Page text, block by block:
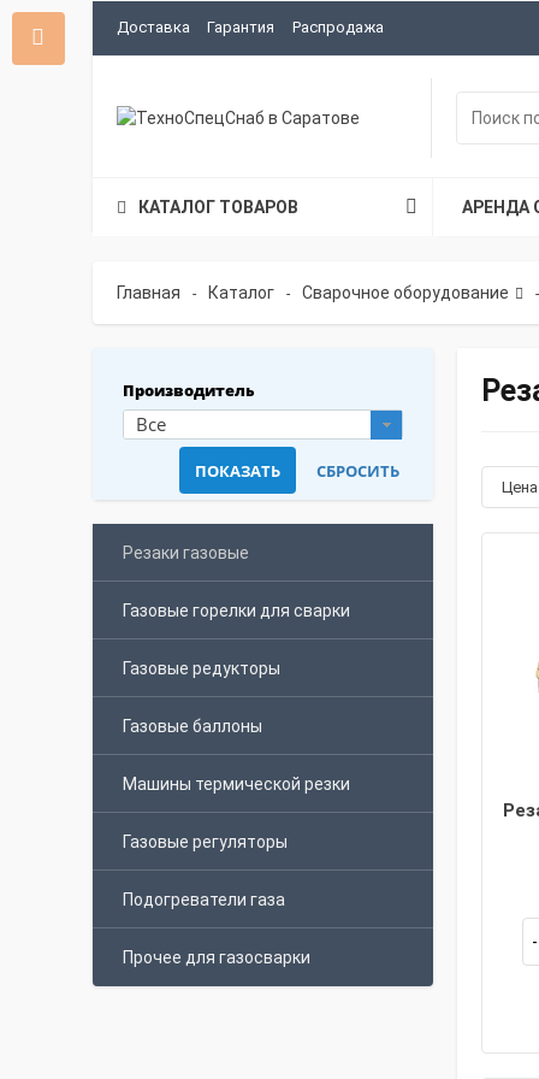
Доставка Гарантия Распродажа
КАТАЛОГ ТОВАРОВ АРЕНДА
Главная - Каталог - Сварочное оборудование -
Производитель
Все
Резаки газовые
Газовые горелки для сварки
Газовые редукторы
Газовые баллоны
Машины термической резки
Газовые регуляторы
Подогреватели газа
Прочее для газосварки